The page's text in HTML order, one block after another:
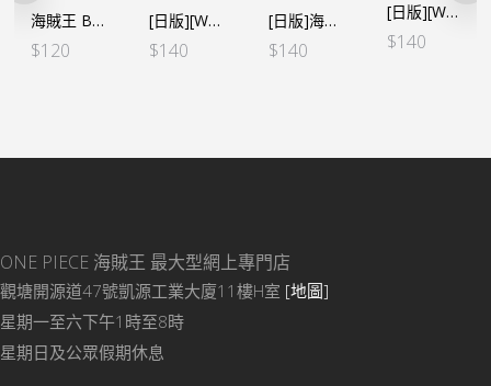
海賊王 BATTLE RECORD COLLECTION-珠寶 邦妮-扭曲未來 (行）
$120
[日版][WCF LOG STORIES] 海賊王 VOL.9 路飛&娜美 当たり前だ!!!!!
$140
[日版]海賊王 BATTLE RECORD COLLECTION- 五檔路飛 棒球SPECIAL
$140
[日版][WCF LOG STORIES] 海賊王 VOL.10 娜美 路飛VS阿龍
$140
ONE PIECE 海賊王 最大型網上專門店
觀塘開源道47號凱源工業大廈11樓H室 [地圖]
星期一至六下午1時至8時
星期日及公眾假期休息